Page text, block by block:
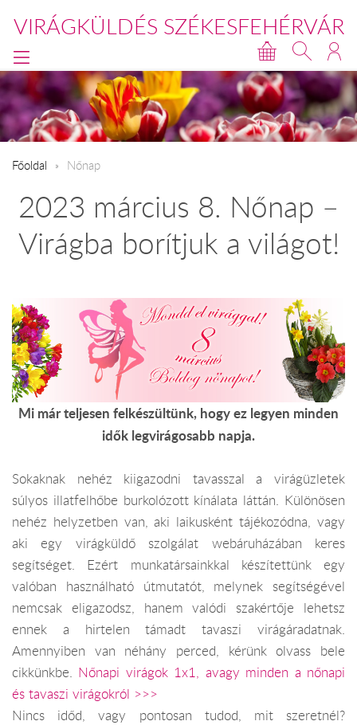
VIRÁGKÜLDÉS SZÉKESFEHÉRVÁR
Főoldal Nőnap
2023 március 8. Nőnap –
Virágba borítjuk a világot!
Mi már teljesen felkészültünk, hogy ez legyen minden
idők legvirágosabb napja.
Sokaknak nehéz kiigazodni tavasszal a virágüzletek
súlyos illatfelhőbe burkolózott kínálata láttán. Különösen
nehéz helyzetben van, aki laikusként tájékozódna, vagy
aki egy virágküldő szolgálat webáruházában keres
segítséget. Ezért munkatársainkkal készítettünk egy
valóban használható útmutatót, melynek segítségével
nemcsak eligazodsz, hanem valódi szakértője lehetsz
ennek a hirtelen támadt tavaszi virágáradatnak.
Amennyiben van néhány perced, kérünk olvass bele
cikkünkbe. Nőnapi virágok 1x1, avagy minden a nőnapi
és tavaszi virágokról >>>
Nincs időd, vagy pontosan tudod, mit szeretnél?